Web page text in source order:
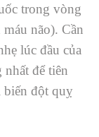
trong vòng
não). Cần
lúc đầu của
nhất để tiên
biến đột quỵ